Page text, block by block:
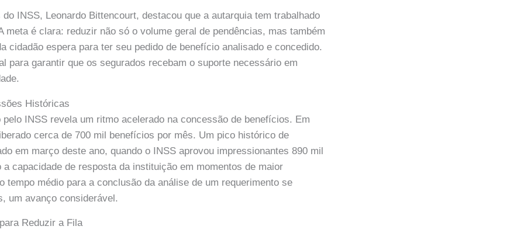
INSS, Leonardo Bittencourt, destacou que a autarquia tem trabalhado
meta é clara: reduzir não só o volume geral de pendências, mas também
cidadão espera para ter seu pedido de benefício analisado e concedido.
para garantir que os segurados recebam o suporte necessário em
Históricas
pelo INSS revela um ritmo acelerado na concessão de benefícios. Em
cerca de 700 mil benefícios por mês. Um pico histórico de
em março deste ano, quando o INSS aprovou impressionantes 890 mil
a capacidade de resposta da instituição em momentos de maior
tempo médio para a conclusão da análise de um requerimento se
um avanço considerável.
Reduzir a Fila